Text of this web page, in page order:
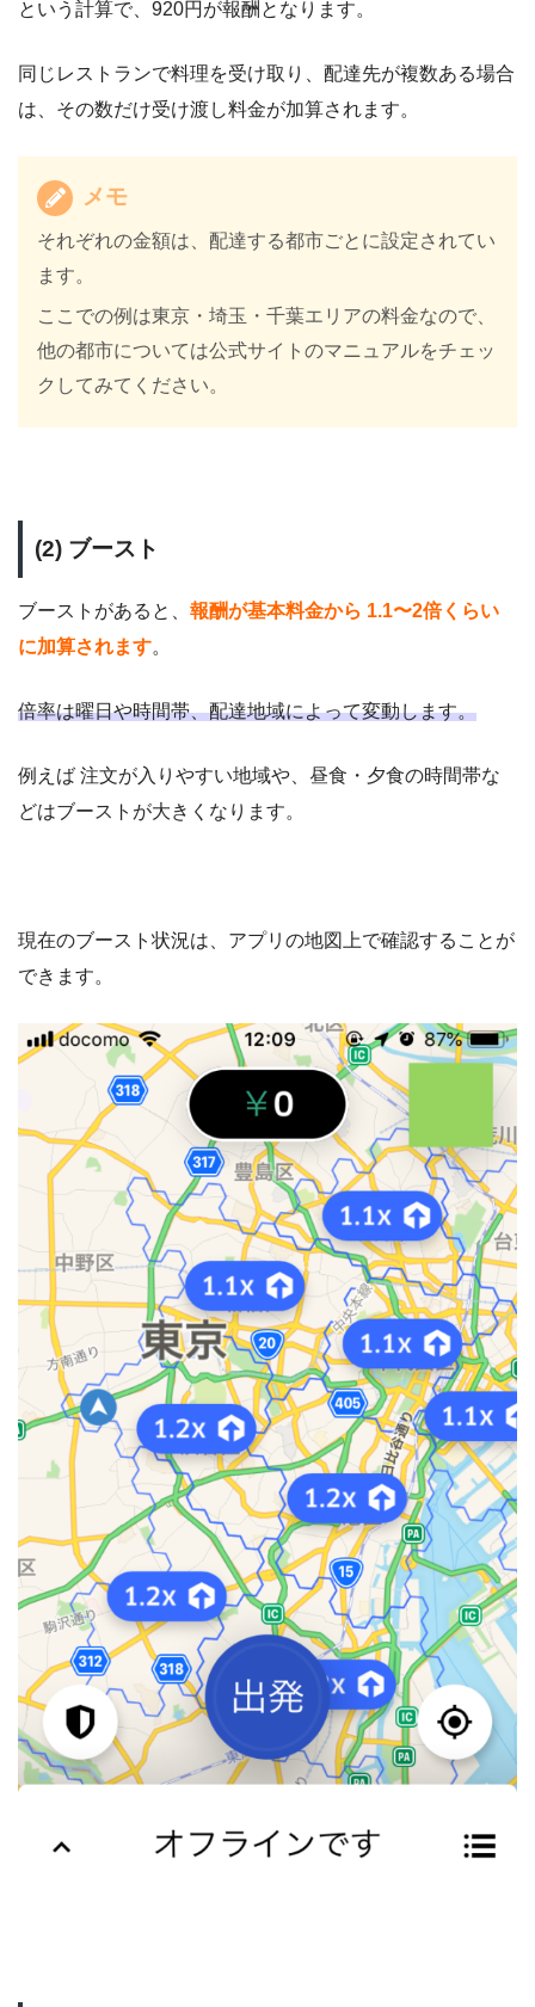
という計算で、920円が報酬となります。
同じレストランで料理を受け取り、配達先が複数ある場合
は、その数だけ受け渡し料金が加算されます。
メモ
それぞれの金額は、配達する都市ごとに設定されてい
ます。
ここでの例は東京・埼玉・千葉エリアの料金なので、
他の都市については公式サイトのマニュアルをチェッ
クしてみてください。
(2) ブースト
ブーストがあると、 報酬が基本料金から 1.1〜2倍くらい
に加算されます。
倍率は曜日や時間帯、配達地域によって変動します。
例えば 注文が入りやすい地域や、昼食・夕食の時間帯な
どはブーストが大きくなります。
現在のブースト状況は、アプリの地図上で確認することが
できます。